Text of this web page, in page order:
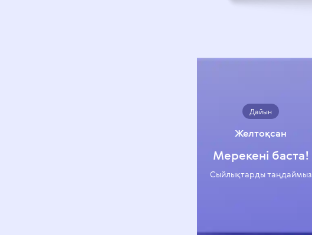
Дайын
Желтоқсан
Мерекені баста!
Сыйлықтарды таңдаймыз